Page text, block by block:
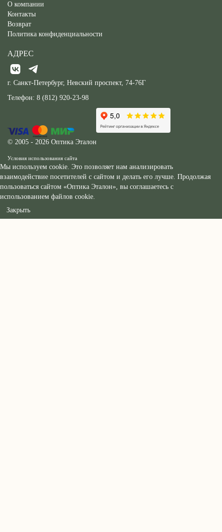
О компании
Контакты
Возврат
Политика конфиденциальности
АДРЕС
г. Санкт-Петербург, Невский проспект, 74-76Г
Телефон: 8 (812) 920-23-98
© 2005 - 2026 Оптика Эталон
Условия использования сайта
Мы используем cookie. Это позволяет нам анализировать
взаимодействие посетителей с сайтом и делать его лучше. Продолжая
пользоваться сайтом «Оптика Эталон», вы соглашаетесь с
использованием файлов cookie.
Закрыть